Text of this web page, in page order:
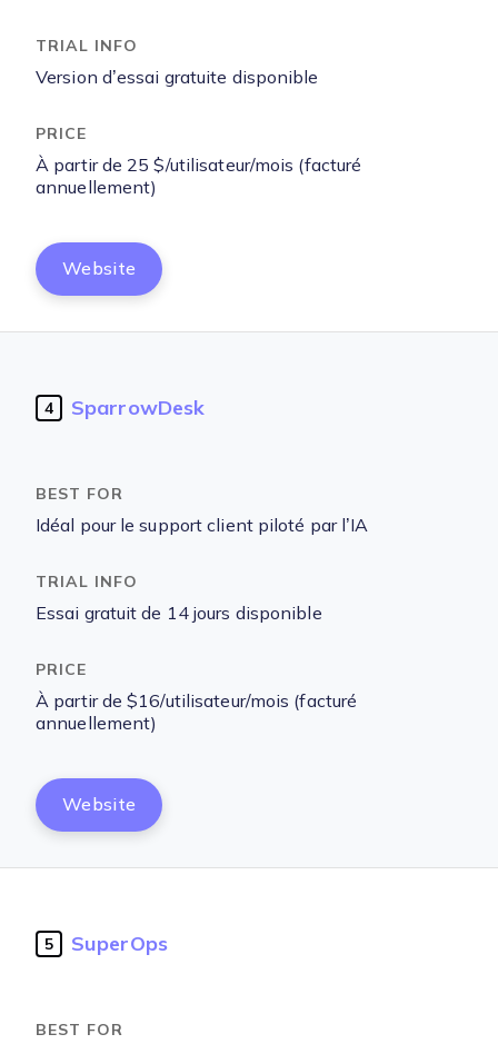
Version d’essai gratuite disponible
À partir de 25 $/utilisateur/mois (facturé
annuellement)
Website
4 SparrowDesk
Idéal pour le support client piloté par l’IA
Essai gratuit de 14 jours disponible
À partir de $16/utilisateur/mois (facturé
annuellement)
Website
5 SuperOps